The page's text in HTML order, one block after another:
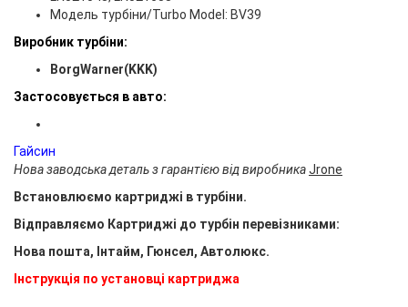
Модель турбіни/Turbo Model: BV39
Виробник турбіни:
BorgWarner(KKK)
Застосовується в авто:
Гайсин
Нова заводська деталь з гарантією від виробникаJrone
Встановлюємо картриджі в турбіни.
Відправляємо Картриджі до турбін перевізниками:
Нова пошта, Інтайм, Гюнсел, Автолюкс.
Інструкція по установці картриджа